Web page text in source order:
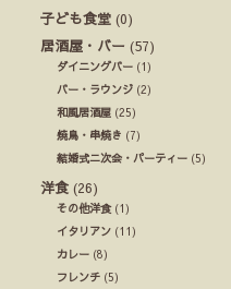
子ども食堂 (0)
居酒屋・バー (57)
ダイニングバー (1)
バー・ラウンジ (2)
和風居酒屋 (25)
焼鳥・串焼き (7)
結婚式ニ次会・パーティー (5)
洋食 (26)
その他洋食(1)
イタリアン (11)
カレー (8)
フレンチ (5)